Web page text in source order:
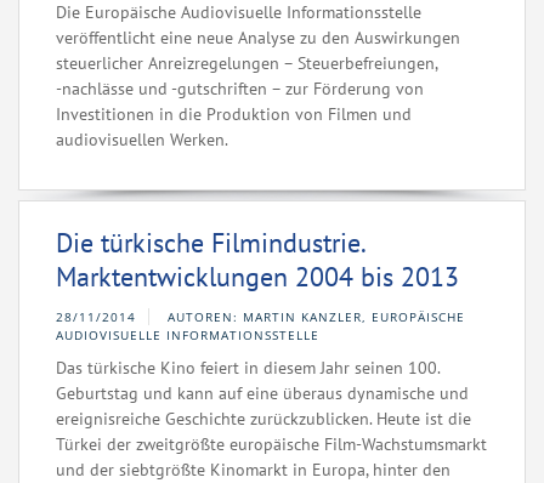
Die Europäische Audiovisuelle Informationsstelle
veröffentlicht eine neue Analyse zu den Auswirkungen
steuerlicher Anreizregelungen – Steuerbefreiungen,
‑nachlässe und ‑gutschriften – zur Förderung von
Investitionen in die Produktion von Filmen und
audiovisuellen Werken.
Die türkische Filmindustrie.
Marktentwicklungen 2004 bis 2013
28/11/2014
AUTOREN: MARTIN KANZLER, EUROPÄISCHE
AUDIOVISUELLE INFORMATIONSSTELLE
Das türkische Kino feiert in diesem Jahr seinen 100.
Geburtstag und kann auf eine überaus dynamische und
ereignisreiche Geschichte zurückzublicken. Heute ist die
Türkei der zweitgrößte europäische Film-Wachstumsmarkt
und der siebtgrößte Kinomarkt in Europa, hinter den